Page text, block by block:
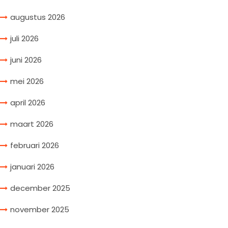
augustus 2026
juli 2026
juni 2026
mei 2026
april 2026
maart 2026
februari 2026
januari 2026
december 2025
november 2025